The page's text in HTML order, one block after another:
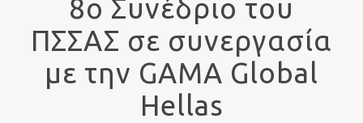
8ο Συνέδριο του
ΠΣΣΑΣ σε συνεργασία
με την GAMA Global
Hellas